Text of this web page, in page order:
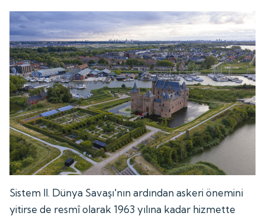
Sistem II. Dünya Savaşı'nın ardından askeri önemini
yitirse de resmî olarak 1963 yılına kadar hizmette